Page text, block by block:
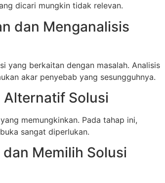
dicari mungkin tidak relevan.
dan Menganalisis
yang berkaitan dengan masalah. Analisis
akar penyebab yang sesungguhnya.
Alternatif Solusi
memungkinkan. Pada tahap ini,
sangat diperlukan.
Memilih Solusi